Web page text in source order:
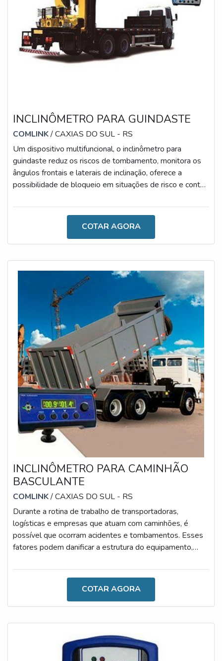
INCLINÔMETRO PARA GUINDASTE
COMLINK/ CAXIAS DO SUL - RS
Um dispositivo multifuncional, o inclinômetro para
guindaste reduz os riscos de tombamento, monitora os
ângulos frontais e laterais de inclinação, oferece a
possibilidade de bloqueio em situações de risco e conta
alarmes.Constituído por materiais resistentes e versáteis,
que atuam com obras, construções, mineradoras, entre
outras áreas. É importante destacar ainda que pode ser
COTAR AGORA
INCLINÔMETRO PARA CAMINHÃO
BASCULANTE
COMLINK/ CAXIAS DO SUL - RS
Durante a rotina de trabalho de transportadoras,
logísticas e empresas que atuam com caminhões, é
possível que ocorram acidentes e tombamentos. Esses
fatores podem danificar a estrutura do equipamento,
e operadores. Por isso, o inclinômetro para caminhão
CARACTERÍSTICAS TÉCNICAS DO PRODUTO As
principais causas de tombamentos de basculantes são
COTAR AGORA